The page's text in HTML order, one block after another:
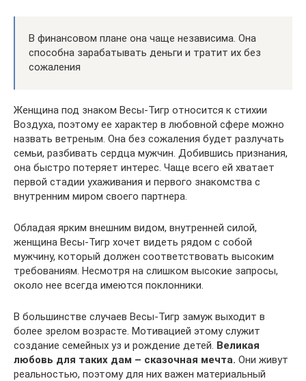
В финансовом плане она чаще независима. Она
способна зарабатывать деньги и тратит их без
сожаления
Женщина под знаком Весы-Тигр относится к стихии
Воздуха, поэтому ее характер в любовной сфере можно
назвать ветреным. Она без сожаления будет разлучать
семьи, разбивать сердца мужчин. Добившись признания,
она быстро потеряет интерес. Чаще всего ей хватает
первой стадии ухаживания и первого знакомства с
внутренним миром своего партнера.
Обладая ярким внешним видом, внутренней силой,
женщина Весы-Тигр хочет видеть рядом с собой
мужчину, который должен соответствовать высоким
требованиям. Несмотря на слишком высокие запросы,
около нее всегда имеются поклонники.
В большинстве случаев Весы-Тигр замуж выходит в
более зрелом возрасте. Мотивацией этому служит
создание семейных уз и рождение детей. Великая
любовь для таких дам – сказочная мечта. Они живут
реальностью, поэтому для них важен материальный